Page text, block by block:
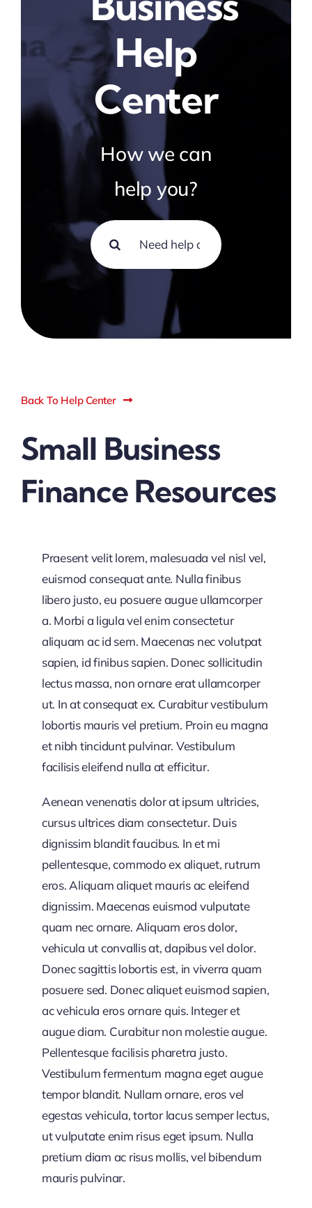
Help
Center
How we can
help you?
Search
for:
Back To Help Center
Small Business
Finance Resources
Praesent velit lorem, malesuada vel nisl vel,
euismod consequat ante. Nulla finibus
libero justo, eu posuere augue ullamcorper
a. Morbi a ligula vel enim consectetur
aliquam ac id sem. Maecenas nec volutpat
sapien, id finibus sapien. Donec sollicitudin
lectus massa, non ornare erat ullamcorper
ut. In at consequat ex. Curabitur vestibulum
lobortis mauris vel pretium. Proin eu magna
et nibh tincidunt pulvinar. Vestibulum
facilisis eleifend nulla at efficitur.
Aenean venenatis dolor at ipsum ultricies,
cursus ultrices diam consectetur. Duis
dignissim blandit faucibus. In et mi
pellentesque, commodo ex aliquet, rutrum
eros. Aliquam aliquet mauris ac eleifend
dignissim. Maecenas euismod vulputate
quam nec ornare. Aliquam eros dolor,
vehicula ut convallis at, dapibus vel dolor.
Donec sagittis lobortis est, in viverra quam
posuere sed. Donec aliquet euismod sapien,
ac vehicula eros ornare quis. Integer et
augue diam. Curabitur non molestie augue.
Pellentesque facilisis pharetra justo.
Vestibulum fermentum magna eget augue
tempor blandit. Nullam ornare, eros vel
egestas vehicula, tortor lacus semper lectus,
ut vulputate enim risus eget ipsum. Nulla
pretium diam ac risus mollis, vel bibendum
mauris pulvinar.